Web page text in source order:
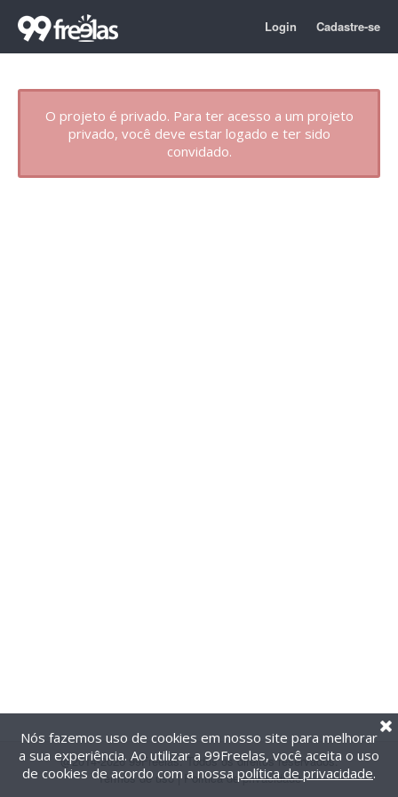
Login Cadastre-se
O projeto é privado. Para ter acesso a um projeto
privado, você deve estar logado e ter sido
convidado.
@2014-2026 99Freelas. Todos os direitos reservados.
Termos de uso| Política de privacidade
Nós fazemos uso de cookies em nosso site para melhorar
a sua experiência. Ao utilizar a 99Freelas, você aceita o uso
de cookies de acordo com a nossa política de privacidade.